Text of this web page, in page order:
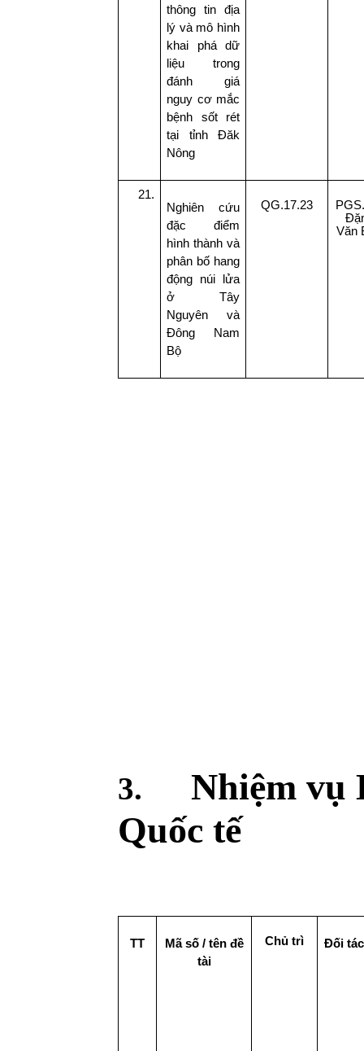
thông tin địa
lý và mô hình
khai phá dữ
liệu trong
đánh giá
nguy cơ mắc
bệnh sốt rét
tại tỉnh Đăk
Nông
21.
Nghiên cứu
đặc điểm
hình thành và
phân bố hang
động núi lửa
ở Tây
Nguyên và
Đông Nam
Bộ
QG.17.23
Văn
3.
Nhiệm vụ
Quốc tế
TT
Mã số / tên đề
tài
Chủ trì Đối tác